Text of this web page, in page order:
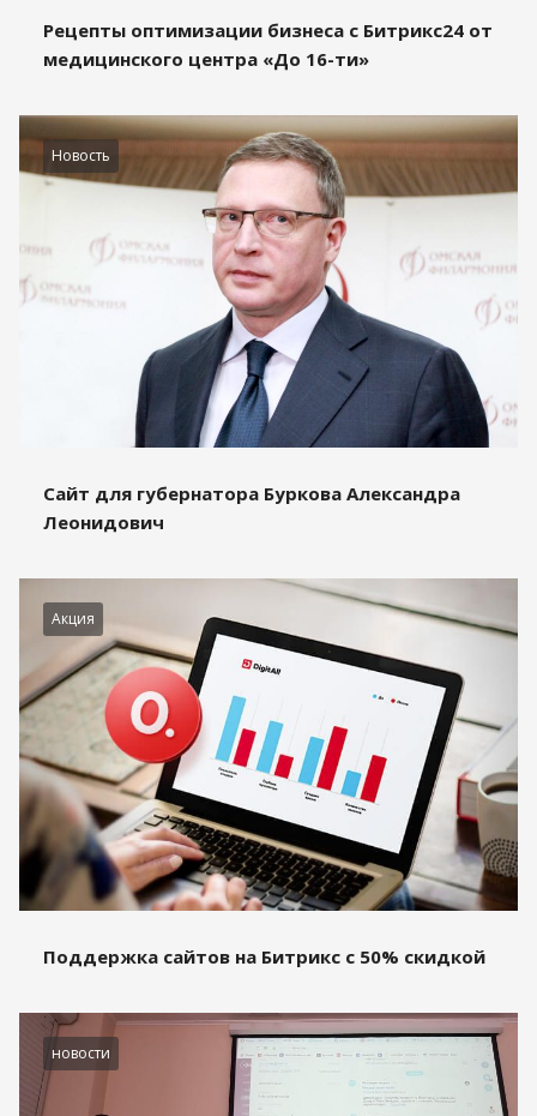
Рецепты оптимизации бизнеса с Битрикс24 от
медицинского центра «До 16-ти»
Новость
Сайт для губернатора Буркова Александра
Леонидович
Акция
Поддержка сайтов на Битрикс с 50% скидкой
новости